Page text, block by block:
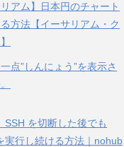
リアム】日本円のチャート
方法【イーサリアム・ク
一点”しんにょう”を表示さ
SSH を切断した後でも
実行し続ける方法｜nohub